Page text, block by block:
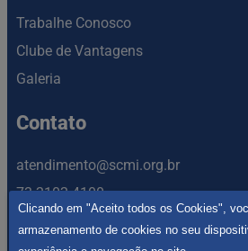
Clicando em "Aceito todos os Cookies",
armazenamento de cookies no seu
Trabalhe Conosco
Clube de Vantagens
Galeria
Contato
atendimento@scmi.org.br
73 2102-4100
Rua Antônio Muniz, Nº 200,
45.603-023